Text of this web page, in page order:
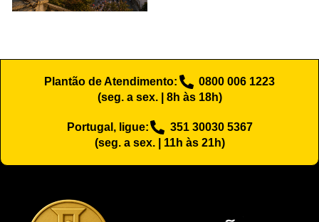
Plantão de Atendimento:
0800 006 1223
(seg. a sex. | 8h às 18h)
Portugal, ligue:
351 30030 5367
(seg. a sex. | 11h às 21h)